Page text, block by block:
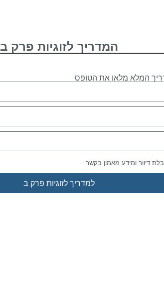
המדריך לזוגיות פרק ב
המלא מלאו את הטופס
דיוור ומידע מאמון בקשר
למדריך לזוגיות פרק ב